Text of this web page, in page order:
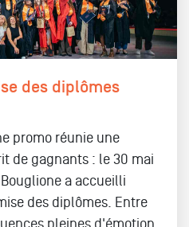
des diplômes
promo réunie une
de gagnants : le 30 mai
a accueilli
des diplômes. Entre
pleines d'émotion